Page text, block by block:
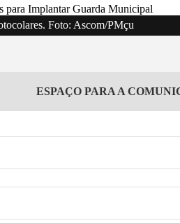
Foto: Ascom/PMçu
ESPAÇO PARA A